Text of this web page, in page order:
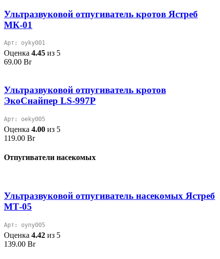
Ультразвуковой отпугиватель кротов Ястреб
МК-01
Арт: oyky001
Оценка 4.45 из 5
69.00 Br
Ультразвуковой отпугиватель кротов
ЭкоСнайпер LS-997P
Арт: oeky005
Оценка 4.00 из 5
119.00 Br
Отпугиватели насекомых
Ультразвуковой отпугиватель насекомых Ястреб
МТ-05
Арт: oyny005
Оценка 4.42 из 5
139.00 Br